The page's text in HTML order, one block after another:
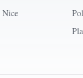
Nice